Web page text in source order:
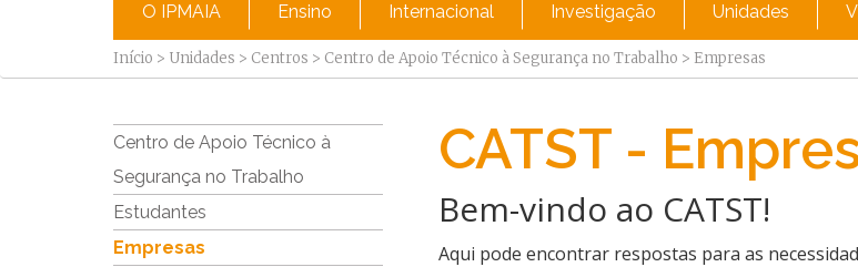
O IPMAIA Ensino Internacional Investigação Unidades
Início > Unidades > Centros > Centro de Apoio Técnico à Segurança no Trabalho > Empresas
Centro de Apoio Técnico à
Segurança no Trabalho
Estudantes
Empresas
CATST -
​Bem-vindo ao CATST!
Aqui pode encontrar respostas para as